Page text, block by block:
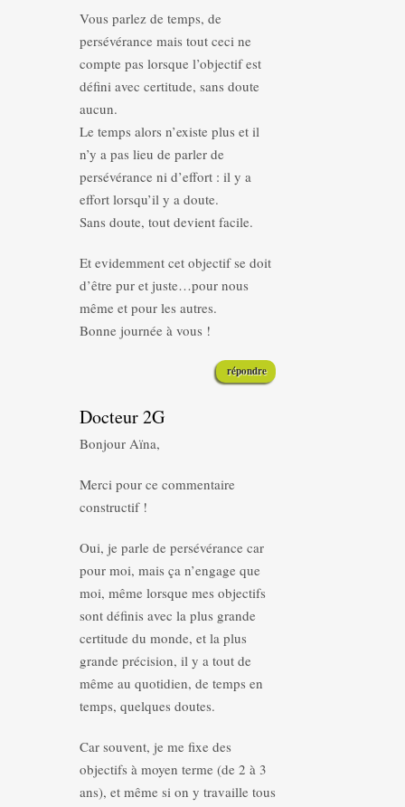
Vous parlez de temps, de
persévérance mais tout ceci ne
compte pas lorsque l’objectif est
défini avec certitude, sans doute
aucun.
Le temps alors n’existe plus et il
n’y a pas lieu de parler de
persévérance ni d’effort : il y a
effort lorsqu’il y a doute.
Sans doute, tout devient facile.
Et evidemment cet objectif se doit
d’être pur et juste…pour nous
même et pour les autres.
Bonne journée à vous !
répondre
Docteur 2G
Bonjour Aïna,
Merci pour ce commentaire
constructif !
Oui, je parle de persévérance car
pour moi, mais ça n’engage que
moi, même lorsque mes objectifs
sont définis avec la plus grande
certitude du monde, et la plus
grande précision, il y a tout de
même au quotidien, de temps en
temps, quelques doutes.
Car souvent, je me fixe des
objectifs à moyen terme (de 2 à 3
ans), et même si on y travaille tous